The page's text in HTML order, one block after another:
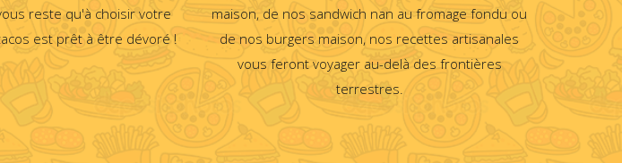
reste qu'à choisir votre
est prêt à être dévoré !
maison, de nos sandwich nan au fromage fondu ou
de nos burgers maison, nos recettes artisanales
vous feront voyager au-delà des frontières
terrestres.